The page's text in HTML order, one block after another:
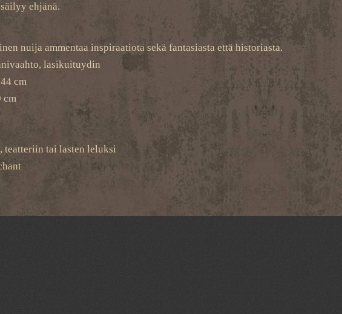
ehjänä.
nuija ammentaa inspiraatiota sekä fantasiasta että historiasta.
lasikuituydin
cm
cm
teatteriin tai lasten leluksi